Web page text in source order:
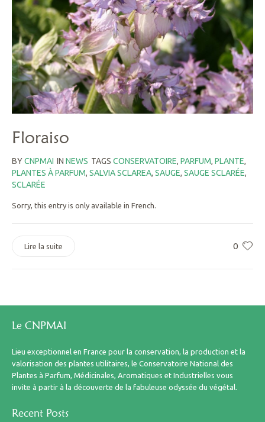
Floraiso
BYCNPMAI IN NEWS TAGS CONSERVATOIRE, PARFUM, PLANTE,
PLANTES À PARFUM, SALVIA SCLAREA, SAUGE, SAUGE SCLARÉE,
SCLARÉE
Sorry, this entry is only available in French.
0
Lire la suite
Le CNPMAI
Lieu exceptionnel en France pour la conservation, la production et la
valorisation des plantes utilitaires, le Conservatoire National des
Plantes à Parfum, Médicinales, Aromatiques et Industrielles vous
invite à partir à la découverte de la fabuleuse odyssée du végétal.
Recent Posts